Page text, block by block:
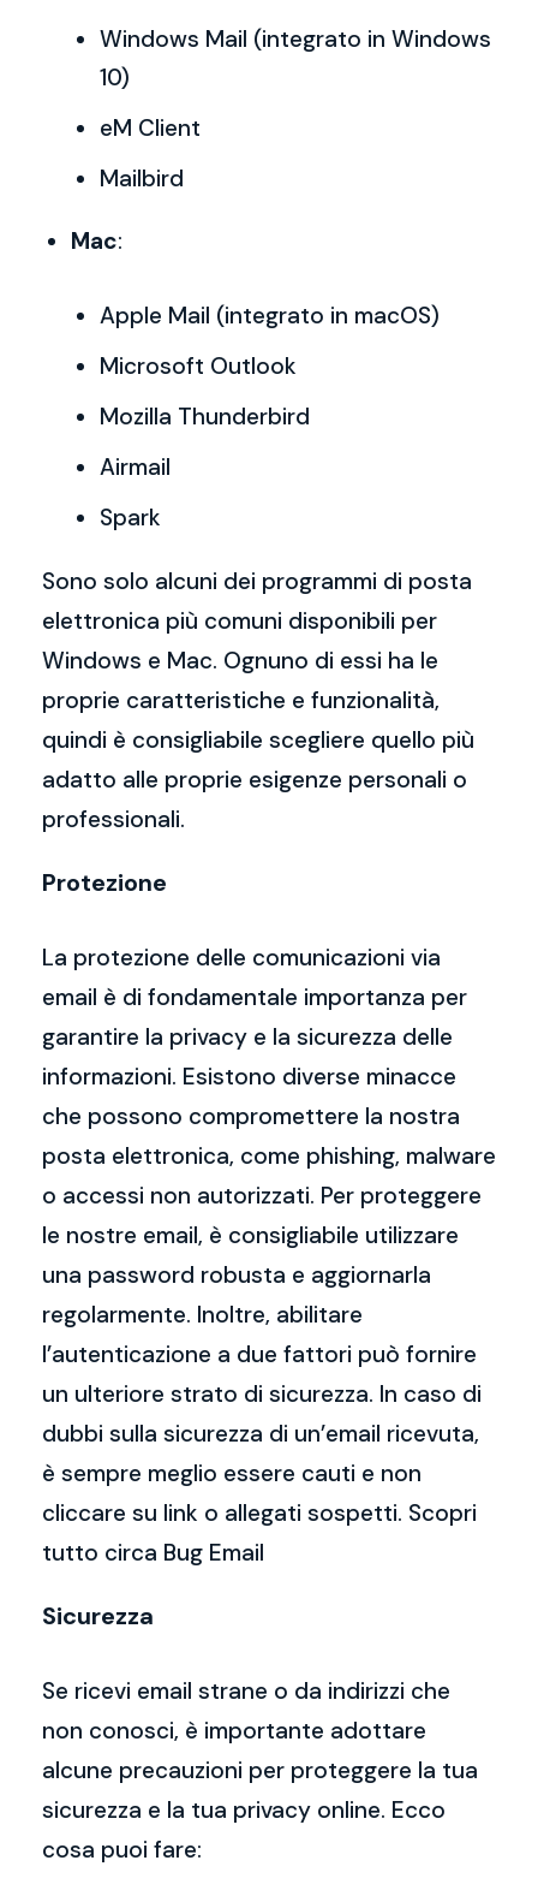
Windows Mail (integrato in Windows
10)
eM Client
Mailbird
Mac:
Apple Mail (integrato in macOS)
Microsoft Outlook
Mozilla Thunderbird
Airmail
Spark
Sono solo alcuni dei programmi di posta
elettronica più comuni disponibili per
Windows e Mac. Ognuno di essi ha le
proprie caratteristiche e funzionalità,
quindi è consigliabile scegliere quello più
adatto alle proprie esigenze personali o
professionali.
Protezione
La protezione delle comunicazioni via
email è di fondamentale importanza per
garantire la privacy e la sicurezza delle
informazioni. Esistono diverse minacce
che possono compromettere la nostra
posta elettronica, come phishing, malware
o accessi non autorizzati. Per proteggere
le nostre email, è consigliabile utilizzare
una password robusta e aggiornarla
regolarmente. Inoltre, abilitare
l’autenticazione a due fattori può fornire
un ulteriore strato di sicurezza. In caso di
dubbi sulla sicurezza di un’email ricevuta,
è sempre meglio essere cauti e non
cliccare su link o allegati sospetti. Scopri
tutto circa Bug Email
Sicurezza
Se ricevi email strane o da indirizzi che
non conosci, è importante adottare
alcune precauzioni per proteggere la tua
sicurezza e la tua privacy online. Ecco
cosa puoi fare: